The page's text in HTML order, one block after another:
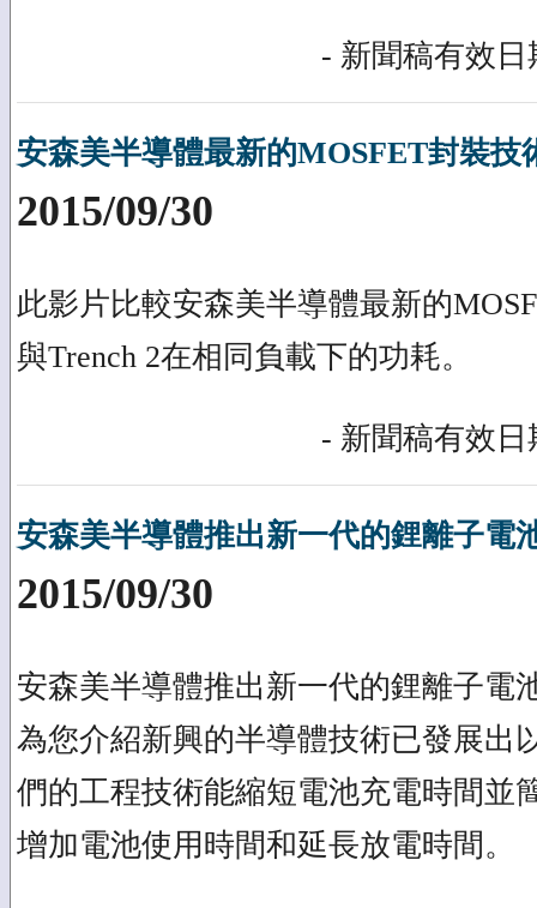
- 新聞稿有效日
安森美半導體最新的MOSFET封裝技
2015/09/30
此影片比較安森美半導體最新的
與Trench 2在相同負載下的功耗。
- 新聞稿有效日
安森美半導體推出新一代的鋰離子電
2015/09/30
安森美半導體推出新一代的鋰離子電
為您介紹新興的半導體技術已發展出
們的工程技術能縮短電池充電時間並
增加電池使用時間和延長放電時間。